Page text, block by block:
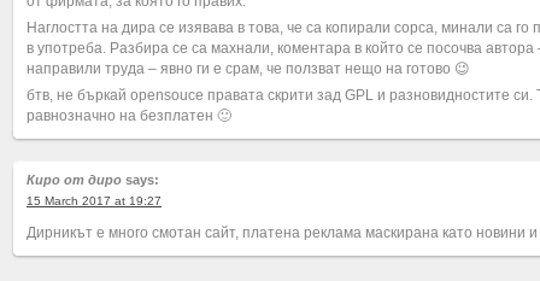
Наглостта на дира се изявава в това, че са копирали сорса, минали са го
в употреба. Разбира се са махнали, коментара в който се посочва автора
направили труда – явно ги е срам, че ползват нещо на готово 😉
бтв, не бъркай opensouce правата скрити зад GPL и разновидностите си.
равнозначно на безплатен 🙂
Киро от диро says:
15 March 2017 at 19:27
Дирникът е много смотан сайт, платена реклама маскирана като новини